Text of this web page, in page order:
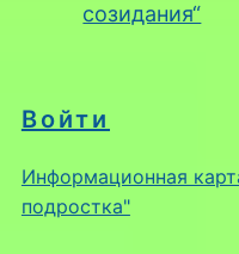
Войти
Информационная
подростка"
созидания“